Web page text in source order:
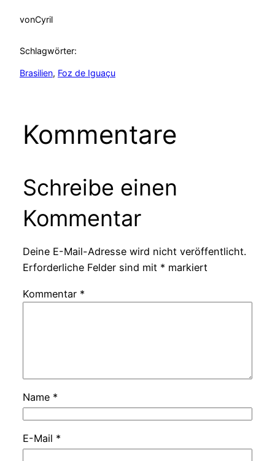
vonCyril
Schlagwörter:
Brasilien, Foz de Iguaçu
Kommentare
Schreibe einen
Kommentar
Deine E-Mail-Adresse wird nicht veröffentlicht.
Erforderliche Felder sind mit * markiert
Kommentar *
Name *
E-Mail *